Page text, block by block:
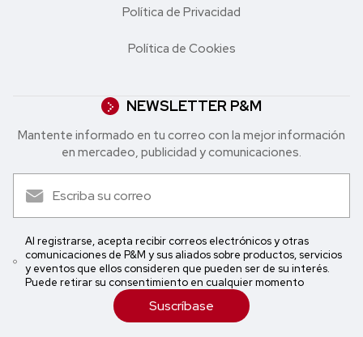
Política de Privacidad
Política de Cookies
NEWSLETTER P&M
Mantente informado en tu correo con la mejor in formación
en mercadeo, publicidad y comunicaciones.
Al registrarse, acepta recibir correos electrónicos y otras
comunicaciones de P&M y sus aliados sobre productos, servicios
y eventos que ellos consideren que pueden ser de su interés.
Puede retirar su consentimiento en cualquier momento
Suscríbase